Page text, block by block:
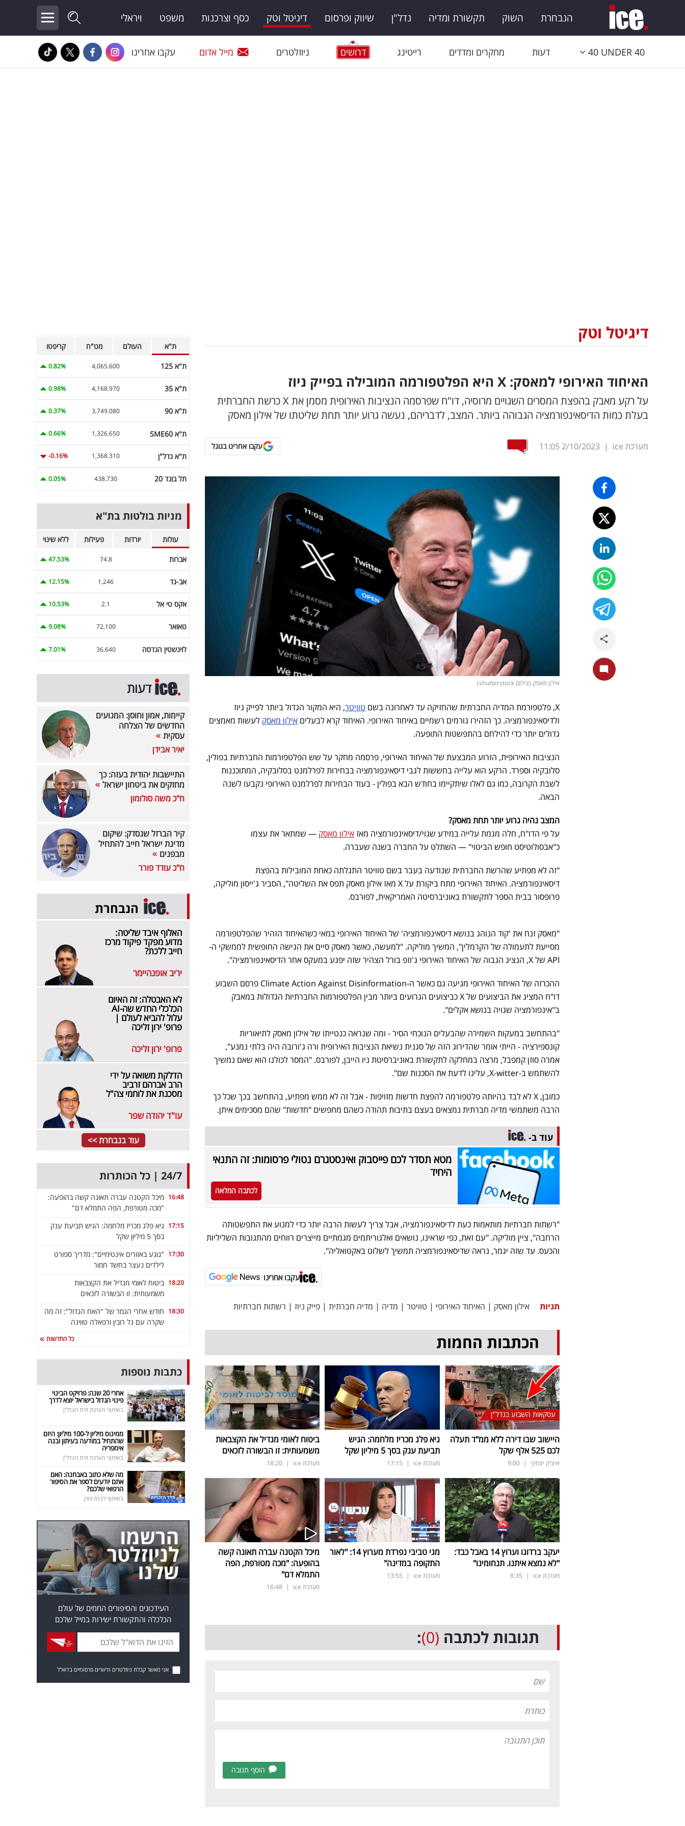
הנבחרת השוק תקשורת ומדיה נדל"ן שיווק ופרסום דיגיטל וטק כסף וצרכנות משפט ויראלי
40 UNDER 40 דעות מחקרים ומדדים רייטינג דרושים ניוזלטרים מייל אדום עקבו אחרינו
דיגיטל וטק
האיחוד האירופי למאסק: X היא הפלטפורמה המובילה בפייק ניוז
על רקע מאבק בהפצת המסרים השגויים מרוסיה, דו"ח שפרסמה הנציבות האירופית מסמן את X כרשת החברתית
בעלת כמות הדיסאינפורמציה הגבוהה ביותר. המצב, לדבריהם, נעשה גרוע יותר תחת שליטתו של אילון מאסק
מערכת ice |
2/10/2023
11:05 עקבו אחרינו בגוגל
אילון מאסק (צילום shutterstock)
X, פלטפורמת המדיה החברתית שהחזיקה עד לאחרונה בשם טוויטר, היא המקור הגדול ביותר לפייק ניוז
ולדיסאינפורמציה. כך הזהירו גורמים רשמיים באיחוד האירופי. האיחוד קרא לבעלים אילון מאסק לעשות מאמצים
גדולים יותר כדי להילחם בהתפשטות התופעה.
הנציבות האירופית, הזרוע המבצעת של האיחוד האירופי, פרסמה מחקר על שש הפלטפורמות החברתיות בפולין,
סלובקיה וספרד. הרקע הוא עלייה בחששות לגבי דיסאינפורמציה בבחירות לפרלמנט בסלובקיה, המתוכננות
לשבת הקרובה, כמו גם לאלו שיתקיימו בחודש הבא בפולין - בעוד הבחירות לפרלמנט האירופי נקבעו לשנה
הבאה.
המצב נהיה גרוע יותר תחת מאסק?
על פי הדו"ח, חלה מגמת עלייה במידע שגוי/דיסאינפורמציה מאזאילון מאסק — שמתאר את עצמו
כ"אבסולוטיסט חופש הביטוי" — השתלט על החברה בשנה שעברה.
"זה לא מפתיע שהרשת החברתית שנודעה בעבר בשם טוויטר התגלתה כאחת המובילות בהפצת
דיסאינפורמציה. האיחוד האירופי מתח ביקורת על X מאז אילון מאסק תפס את השליטה", הסביר ג'ייסון מוליקה,
פרופסור בבית הספר לתקשורת באוניברסיטה האמריקאית, לפורבס.
"מאסק זנח את 'קוד הנוהג בנושא דיסאינפורמציה' של האיחוד האירופי במאי כשהאיחוד הזהיר שהפלטפורמה
מסייעת לתעמולה של הקרמלין", המשיך מוליקה. "למעשה, כאשר מאסק סיים את הגישה החופשית לממשקי ה-
API של X, הנציג הגבוה של האיחוד האירופי ג'וזפ בורל הצהיר שזה יפגע במעקס אחר הדיסאינפורמציה".
ההכרזה של האיחוד האירופי מגיעה גם כאשר ה-Climate Action Against Disinformation פרסם השבוע
דו"ח המציג את הביצועים של X כביצועים הגרועים ביותר מבין הפלטפורמות החברתיות הגדולות במאבק
ב"אינפורמציה שגויה בנושא אקלים".
"בהתחשב במעקות השמירה שהבעלים הנוכחי הסיר - ומה שנראה כנטייתו של אילון מאסק לתיאוריות
קונספירציה - הייתי אומר שהדירוג הזה של סגנית נשיאת הנציבות האירופית ורה ג'ורובה היה בלתי נמנע",
אמרה סוזן קמפבל, מרצה במחלקה לתקשורת באוניברסיטת ניו הייבן, לפורבס. "המסר לכולנו הוא שאם נמשיך
להשתמש ב-X-witter, עלינו לדעת את הסכנות שם".
כמובן, X לא לבד בהיותה פלטפורמה להפצת חדשות מזויפות - אבל זה לא ממש מפתיע, בהתחשב בכך שכל כך
הרבה משתמשי מדיה חברתית נמצאים בעצם בתיבות תהודה כשהם מחפשים "חדשות" שהם מסכימים איתן.
עוד ב-
מטא תסדר לכם פייסבוק ואינסטגרם נטולי פרסומות: זה התנאי
היחיד
לכתבה המלאה
"רשתות חברתיות מותאמות כעת לדיסאינפורמציה, אבל צריך לעשות הרבה יותר כדי למנוע את התפשטותה
הרחבה", ציין מוליקה. "עם זאת, כפי שראינו, נושאים ואלגוריתמים מגמתיים מייצרים רווחים מהתגובות השליליות
והכעס. עד שזה יגמר, נראה שדיסאינפורמציה תמשיך לשלוט באקטואליה".
עקבו אחרינו
תגיות אילון מאסק | האיחוד האירופי | טוויטר | מדיה | מדיה חברתית | פייק ניוז | רשתות חברתיות
הכתבות החמות
עסקאות השבוע בנדל"ן
היישוב שבו דירה ללא ממ"ד תעלה
לכם 525 אלף שקל
איציק יצחקי |
9:00
גיא פלג מכריז מלחמה: הגיש
תביעת ענק בסך 5 מיליון שקל
מערכת ice |
17:15
ביטוח לאומי מגדיל את הקצבאות
משמעותית: זו הבשורה לזכאים
מערכת ice |
18:20
יעקב ברדוגו וערוץ 14 באבל כבד:
"לא נמצא איתנו. תנחומינו"
מערכת ice |
8:35
מגי טביבי נפרדת מערוץ 14: "לאור
התקופה במדינה"
מערכת ice |
13:55
מיכל הקטנה עברה תאונה קשה
בהופעה: "מכה מטורפת, הפה
התמלא דם"
מערכת ice |
16:48
תגובות לכתבה (0)
:
הוסף תגובה
ת"א העולם מט"ח קריפטו
ת"א 125 4,065.600
0.82%
ת"א 35 4,168.970
0.98%
ת"א 90 3,749.080
0.37%
ת"א SME60 1,326.650
0.66%
ת"א נדל"ן 1,368.310
-0.16%
תל בונד 20 438.730
0.05%
מניות בולטות בת"א
עולות יורדות פעילות ללא שינוי
אברות 74.8
47.53%
אב-גד 1,246
12.15%
אקס טי אל 2.1
10.53%
טאואר 72,100
9.08%
לוינשטין הנדסה 36,640
7.01%
דעות
קיימות, אמון וחוסן: המנועים
החדשים של הצלחה
עסקית
יאיר אבידן
התיישבות יהודית בעזה: כך
מחזקים את ביטחון ישראל
ח"כ משה סולומון
קיר הברזל שנסדק: שיקום
מדינת ישראל חייב להתחיל
מבפנים
ח"כ עודד פורר
הנבחרת
האלוף איבד שליטה:
מדוע מפקד פיקוד מרכז
חייב ללכת?
יריב אופנהיימר
לא האבטלה: זה האיום
הכלכלי החדש שה-AI
עלול להביא לעולם |
פרופ' ירון זליכה
פרופ' ירון זליכה
הדלקת משואה על ידי
הרב אברהם זרביב
מסכנת את לוחמי צה"ל
עו"ד יהודה שפר
עוד בנבחרת >>
24/7 | כל הכותרות
16:48 מיכל הקטנה עברה תאונה קשה בהופעה:
"מכה מטורפת, הפה התמלא דם"
17:15 גיא פלג מכריז מלחמה: הגיש תביעת ענק
בסך 5 מיליון שקל
17:30 "נוגע באזורים אינטימיים": מדריך ספורט
לילדים נעצר בחשד חמור
18:20 ביטוח לאומי מגדיל את הקצבאות
משמעותית: זו הבשורה לזכאים
18:30 חודש אחרי הגמר של "האח הגדול": זה מה
שקרה עם גל רובין ורפאלה טווינה
כל החדשות
כתבות נוספות
אחרי 20 שנה: פרויקט הבינוי
פינוי הגדול בישראל יוצא לדרך
בשיתוף מערכת זירת הנדל"ן
ממינוס מיליון ל-100 מיליון: היזם
שהתחיל במודעה בעיתון ובנה
אימפריה
בשיתוף מערכת זירת הנדל"ן
מה שלא כתוב באבחנה: האם
אתם יודעים לספר את הסיפור
הרפואי שלכם?
בשיתוף לבנת פורן
העידכונים והסיפורים החמים של עולם
הכלכלה והתקשורת ישירות במייל שלכם
אני מאשר קבלת ניוזלטרים ודיוורים פרסומיים בדוא"ל